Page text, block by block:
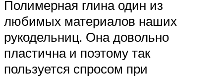
Полимерная глина один из
любимых материалов наших
рукодельниц. Она довольно
пластична и поэтому так
пользуется спросом при